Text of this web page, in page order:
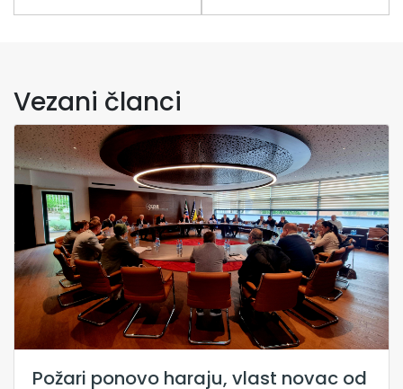
Vezani članci
Požari ponovo haraju, vlast novac od